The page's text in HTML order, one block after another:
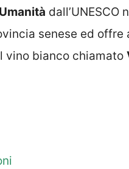
dall’UNESCO
senese ed offre
vino bianco chiamato